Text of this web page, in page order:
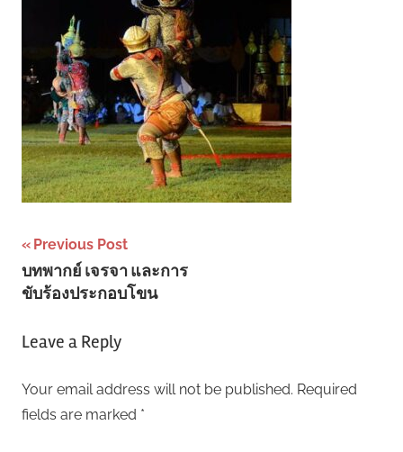
Post
navigation
Previous Post
บทพากย์ เจรจา และการ
ขับร้องประกอบโขน
Leave a Reply
Your email address will not be published. Required
fields are marked *